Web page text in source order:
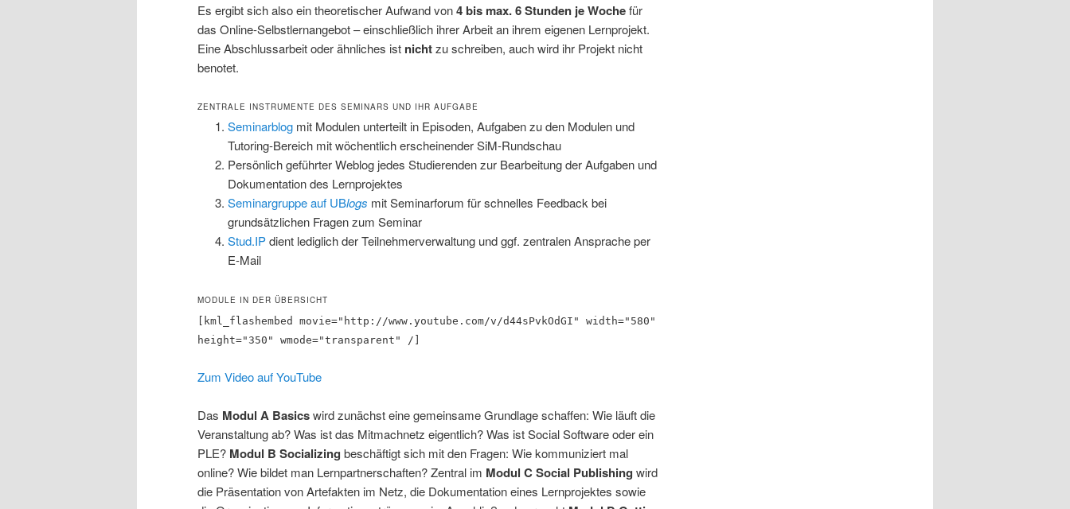
Es ergibt sich also ein theoretischer Aufwand von4 bis max. 6 Stunden je Wochefür
das Online-Selbstlernangebot – einschließlich ihrer Arbeit an ihrem eigenen Lernprojekt.
Eine Abschlussarbeit oder ähnliches ist nichtzu schreiben, auch wird ihr Projekt nicht
benotet.
ZENTRALE INSTRUMENTE DES SEMINARS UND IHR AUFGABE
Seminarblogmit Modulen unterteilt in Episoden, Aufgaben zu den Modulen und
Tutoring-Bereich mit wöchentlich erscheinender SiM-Rundschau
Persönlich geführter Weblog jedes Studierenden zur Bearbeitung der Aufgaben und
Dokumentation des Lernprojektes
Seminargruppe auf UBlogs mit Seminarforum für schnelles Feedback bei
grundsätzlichen Fragen zum Seminar
Stud.IPdient lediglich der Teilnehmerverwaltung und ggf. zentralen Ansprache per
E-Mail
MODULE IN DER ÜBERSICHT
[kml_flashembed movie="http://www.youtube.com/v/d44sPvkOdGI" width="580"
height="350" wmode="transparent" /]
Zum Video auf YouTube
Das Modul A Basicswird zunächst eine gemeinsame Grundlage schaffen: Wie läuft die
Veranstaltung ab? Was ist das Mitmachnetz eigentlich? Was ist Social Software oder ein
PLE? Modul B Socializing beschäftigt sich mit den Fragen: Wie kommuniziert mal
online? Wie bildet man Lernpartnerschaften? Zentral im Modul C Social Publishing wird
die Präsentation von Artefakten im Netz, die Dokumentation eines Lernprojektes sowie